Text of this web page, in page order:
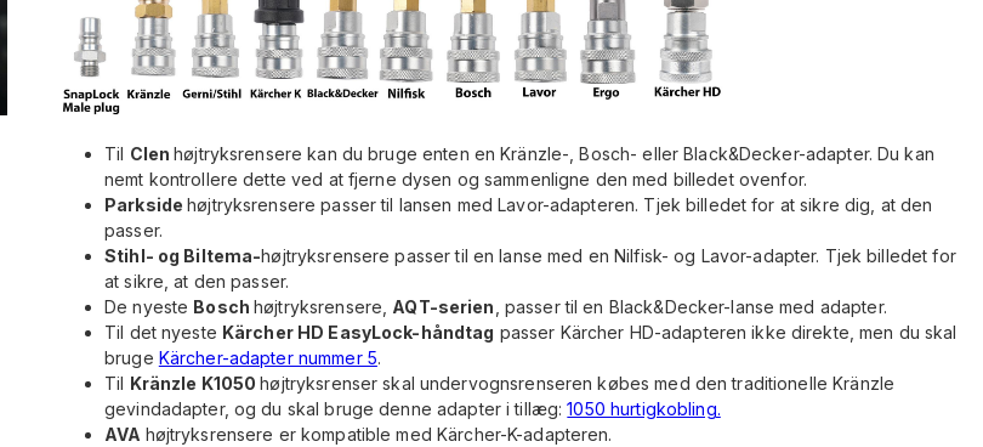
Til Clenhøjtryksrensere kan du bruge enten en Kränzle-, Bosch- eller Black&Decker-adapter. Du kan
nemt kontrollere dette ved at fjerne dysen og sammenligne den med billedet ovenfor.
Parksidehøjtryksrensere passer til lansen med Lavor-adapteren. Tjek billedet for at sikre dig, at den
passer.
Stihl- og Biltema-højtryksrensere passer til en lanse med en Nilfisk- og Lavor-adapter. Tjek billedet for
at sikre, at den passer.
De nyeste Boschhøjtryksrensere, AQT-serien , passer til en Black&Decker-lanse med adapter.
Til det nyeste Kärcher HD EasyLock-håndtag passer Kärcher HD-adapteren ikke direkte, men du skal
bruge Kärcher-adapter nummer 5.
Til Kränzle K1050højtryksrenser skal undervognsrenseren købes med den traditionelle Kränzle
gevindadapter, og du skal bruge denne adapter i tillæg:1050 hurtigkobling.
AVA højtryksrensere er kompatible med Kärcher-K-adapteren.